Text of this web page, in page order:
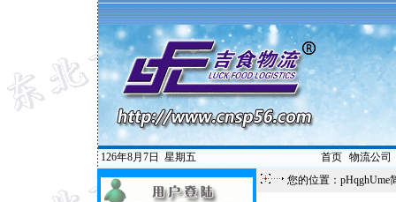
126年8月7日 星期五 首页| 物流公司
您的位置：pHqghUme